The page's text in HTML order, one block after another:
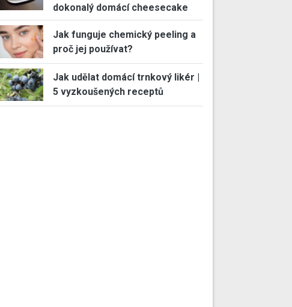
dokonalý domácí cheesecake
Jak funguje chemický peeling a
proč jej používat?
Jak udělat domácí trnkový likér |
5 vyzkoušených receptů